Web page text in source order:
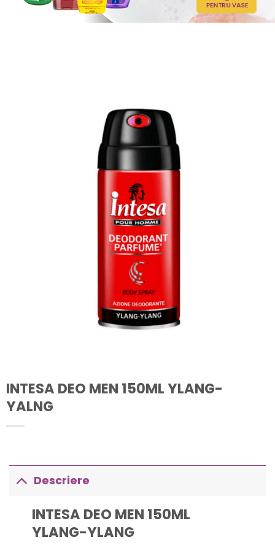
INTESA DEO MEN 150ML YLANG-
YALNG
Descriere
INTESA DEO MEN 150ML
YLANG-YLANG